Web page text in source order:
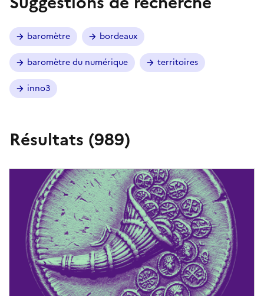
baromètre bordeaux
baromètre du numérique territoires
inno3
Résultats (989)